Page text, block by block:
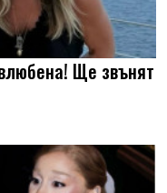
Ще звънят